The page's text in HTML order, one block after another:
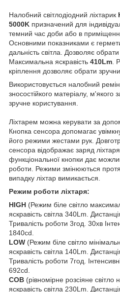
Налобний світлодіодний ліхтарик
5000K призначений для
темний час доби або в
Основними показниками є
дальність світла. Дозволяє
Максимальна яскравість 410Lm .
кріплення дозволяє обрати
Використовується налобний
зносостійкого матеріалу,
зручне користування.
Ліхтарем можна керувати за
Кнопка сенсора допомагає
його режими жестами рук.
сенсора відображає заряд
функціональної кнопки дає
роботи. Режими змінюються
випадку ліхтар вимикається.
Режим роботи ліхтаря:
HIGH (Режим біле світло
яскравість світла 340Lm.
Тривалість роботи 3год. 30хв
1840cd.
LOW (Режим біле світло
яскравість світла 140Lm.
Тривалість роботи 7год.
692cd.
COB (рівномірне розсіяне
яскравість світла 230Lm.